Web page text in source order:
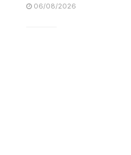
06/08/2026